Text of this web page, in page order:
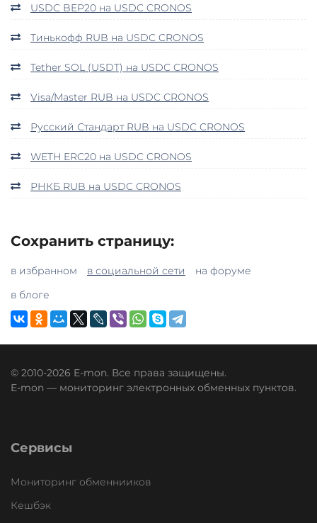
USDC BEP20 на USDC CRONOS
Тинькофф RUB на USDC CRONOS
Tether SOL (USDT) на USDC CRONOS
Visa/Master RUB на USDC CRONOS
Русский Стандарт RUB на USDC CRONOS
WETH ERC20 на USDC CRONOS
РНКБ RUB на USDC CRONOS
Сохранить страницу:
в избранном в социальной сети
на форуме
в блоге
© 2010-2026 E-mon. Все права защищены.
E-mon — мониторинг электронных обменных пунктов.
Сервисы
Мониторинг обменнииков
Кешбэк